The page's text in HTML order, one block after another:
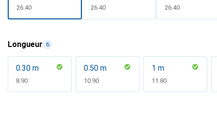
CHF
26.40 CHF
26.40 CHF
26.40
Longueur 6
0.30 m
CHF
8.90
0.50 m
CHF
10.90
1 m
CHF
11.80